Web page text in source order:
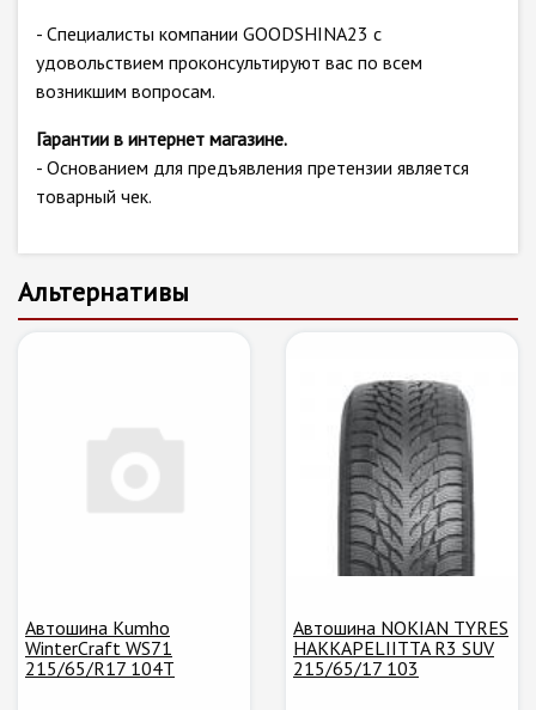
- Специалисты компании GOODSHINA23 с
удовольствием проконсультируют вас по всем
возникшим вопросам.
Гарантии в интернет магазине.
- Основанием для предъявления претензии является
товарный чек.
Альтернативы
Автошина Kumho
WinterCraft WS71
215/65/R17 104T
Автошина NOKIAN TYRES
HAKKAPELIITTA R3 SUV
215/65/17 103